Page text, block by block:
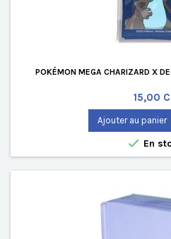
POKÉMON MEGA CHARIZARD X
Prix
15,00
Ajouter au panier
 En